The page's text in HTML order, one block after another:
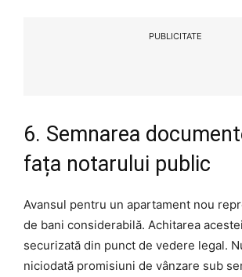
PUBLICITATE
6. Semnarea
fața notarului public
Avansul pentru un apartament nou
de bani considerabilă. Achitarea
securizată din punct de vedere legal.
niciodată promisiuni de vânzare sub